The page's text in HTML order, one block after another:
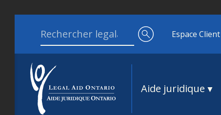
Search for:
Espace Client
Aide juridique